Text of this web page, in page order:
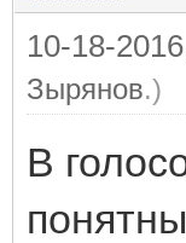
10-18-
Зырянов.)
В